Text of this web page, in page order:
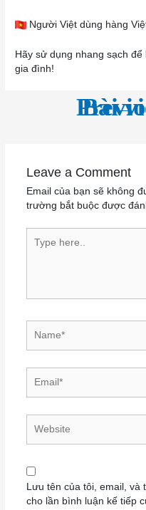
Người Việt dùng hàng
Hãy sử dụng nhang sạch
gia đình!
←
Previous
Leave a Comment
Email của bạn sẽ không
trường bắt buộc được
Lưu tên của tôi, email, và
cho lần bình luận kế tiếp